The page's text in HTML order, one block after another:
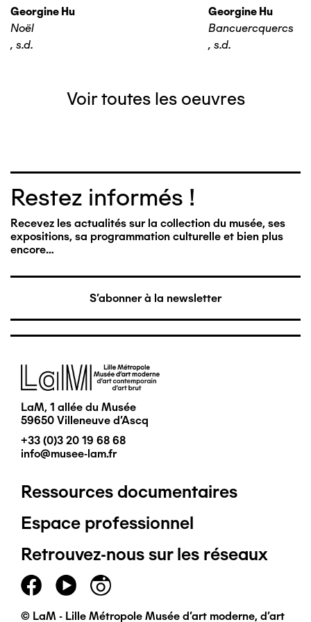
Georgine Hu
Noël
, s.d.
Georgine Hu
Bancuercquercs
, s.d.
Voir toutes les oeuvres
Restez informés !
Recevez les actualités sur la collection du musée, ses
expositions, sa programmation culturelle et bien plus
encore…
S'abonner à la newsletter
Image
LaM, 1 allée du Musée
59650 Villeneuve d'Ascq
+33 (0)3 20 19 68 68
info@musee-lam.fr
Pied
de
page
principal
Ressources documentaires
Espace professionnel
Retrouvez-nous sur les réseaux
© LaM - Lille Métropole Musée d'art moderne, d'art